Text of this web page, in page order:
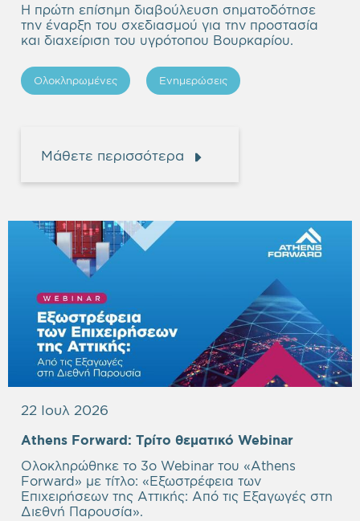
Η πρώτη επίσημη διαβούλευση σηματοδότησε
την έναρξη του σχεδιασμού για την προστασία
και διαχείριση του υγρότοπου Βουρκαρίου.
Ολοκληρωμένες Ενημερώσεις
Μάθετε περισσότερα
22 Ιουλ 2026
Athens Forward: Τρίτο θεματικό Webinar
Ολοκληρώθηκε το 3ο Webinar του «Athens
Forward» με τίτλο: «Εξωστρέφεια των
Επιχειρήσεων της Αττικής: Από τις Εξαγωγές στη
Διεθνή Παρουσία».